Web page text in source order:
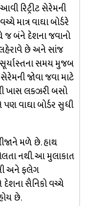
રિટ્રીટ સેરેમની
માત્ર વાઘા બોર્ડરે
જ બંને દેશના જવાનો
લહેરાવે છે અને સાંજ
સમય મુજબ
જોવા જવા માટે
ખાસ લક્ઝરી બસો
વાઘા બોર્ડર સુધી
મળે છે. હાથ
નથી. આ મુલાકાત
અને ફલેગ
સૈનિકો વચ્ચે
છે.